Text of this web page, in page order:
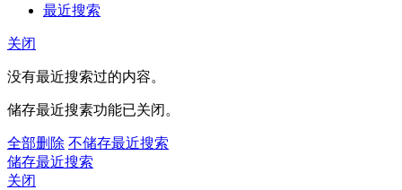
最近搜索
关闭
没有最近搜索过的内容。
储存最近搜素功能已关闭。
全部删除 不储存最近搜索
储存最近搜索
关闭